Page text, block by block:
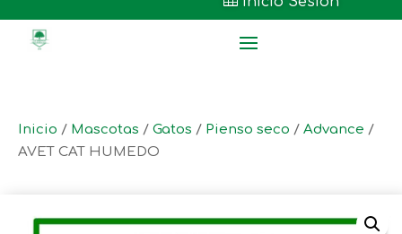
Inicio / Mascotas / Gatos / Pienso seco / Advance /
AVET CAT HUMEDO